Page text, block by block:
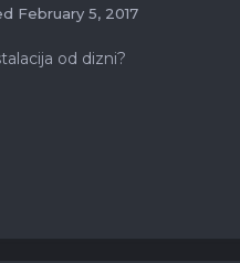
February 5, 2017
od dizni?